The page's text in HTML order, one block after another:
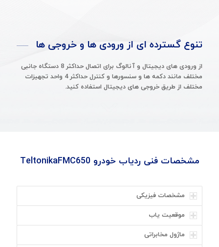
تنوع گسترده ای از ورودی ها و خروجی ها
از ورودی های دیجیتال و آنالوگ برای اتصال حداکثر 8 دستگاه جانبی
مختلف مانند دکمه ها و سنسورها و کنترل حداکثر 4 واحد تجهیزات
مختلف از طریق خروجی های دیجیتال استفاده کنید.
مشخصات فنی ردیاب خودرو TeltonikaFMC650
مشخصات فیزیکی
موقعیت یاب
ماژول مخابراتی